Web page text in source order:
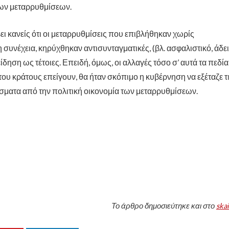
μεταρρυθμίσεων.
κανείς ότι οι μεταρρυθμίσεις που επιβλήθηκαν χωρίς
κηρύχθηκαν αντισυνταγματικές, (βλ. ασφαλιστικό,
ως τέτοιες. Επειδή, όμως, οι αλλαγές τόσο σ’ αυτά τα πεδία
κράτους επείγουν, θα ήταν σκόπιμο η κυβέρνηση να εξέταζε
από την πολιτική οικονομία των μεταρρυθμίσεων.
Το άρθροδημοσιεύτηκε και στο